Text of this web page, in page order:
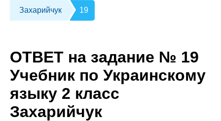
Захарийчук 19
ОТВЕТ на задание № 19
Учебник по Украинскому
языку 2 класс
Захарийчук